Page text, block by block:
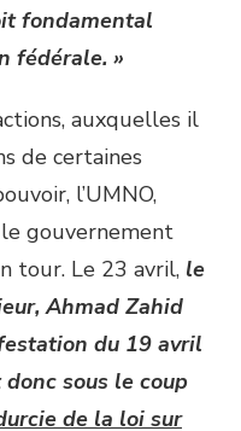
fondamental
fédérale. »
auxquelles il
de certaines
l’UMNO,
gouvernement
tour. Le 23 avril, le
Ahmad Zahid
du 19 avril
sous le coup
de la loi sur